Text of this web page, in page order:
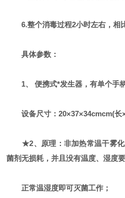
6.整个消毒过程2小时左右，相
具体参数：
1、 便携式*发生器，有单个手
设备尺寸：20×37×34cmcm(长
★2、原理：非加热常温干雾
菌剂无损耗，并且没有温度、湿度要
正常温湿度即可灭菌工作；